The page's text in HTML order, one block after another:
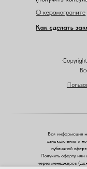
О керамограните
Как сделать
Вся информация
ознакомления и
публичной
Получить оферту
через менеджеров